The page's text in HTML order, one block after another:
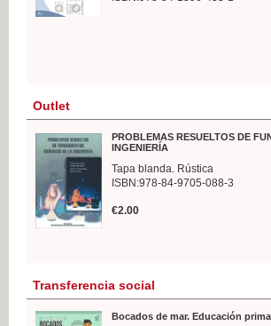
Outlet
PROBLEMAS RESUELTOS DE
INGENIERÍA
Tapa blanda. Rústica
ISBN:978-84-9705-088-3
€2.00
Transferencia social
Bocados de mar. Educación